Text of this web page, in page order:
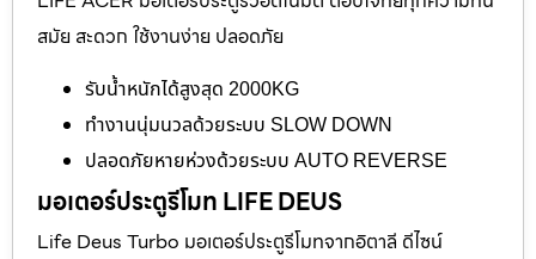
สมัย สะดวก ใช้งานง่าย ปลอดภัย
รับน้ำหนักได้สูงสุด 2000KG
ทำงานนุ่มนวลด้วยระบบ SLOW DOWN
ปลอดภัยหายห่วงด้วยระบบ AUTO REVERSE
มอเตอร์ประตูรีโมท LIFE DEUS
Life Deus Turbo มอเตอร์ประตูรีโมทจากอิตาลี ดีไซน์